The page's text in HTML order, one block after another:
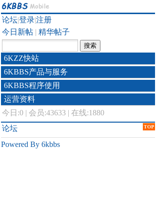
论坛|登录|注册
今日新帖 | 精华帖子
6KZZ快站
6KBBS产品与服务
6KBBS程序使用
运营资料
今日:0 | 会员:43633 | 在线:1880
TOP
论坛
Powered By 6kbbs